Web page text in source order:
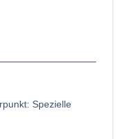
Spezielle